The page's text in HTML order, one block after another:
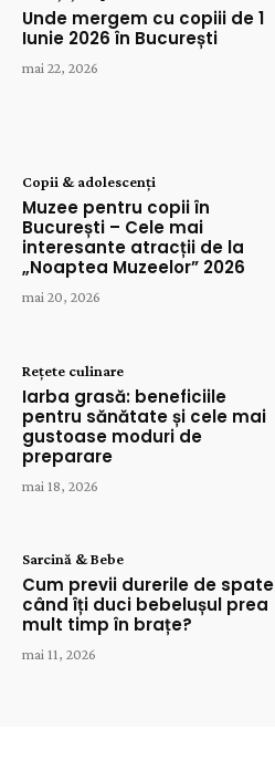
Unde mergem cu copiii de 1
Iunie 2026 în București
mai 22, 2026
Copii & adolescenți
Muzee pentru copii în
București – Cele mai
interesante atracții de la
„Noaptea Muzeelor” 2026
mai 20, 2026
Rețete culinare
Iarba grasă: beneficiile
pentru sănătate și cele mai
gustoase moduri de
preparare
mai 18, 2026
Sarcină & Bebe
Cum previi durerile de spate
când îți duci bebelușul prea
mult timp în brațe?
mai 11, 2026